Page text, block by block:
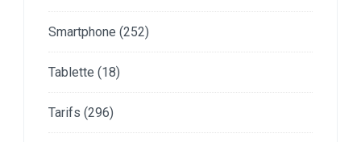
Smartphone (252)
Tablette (18)
Tarifs (296)